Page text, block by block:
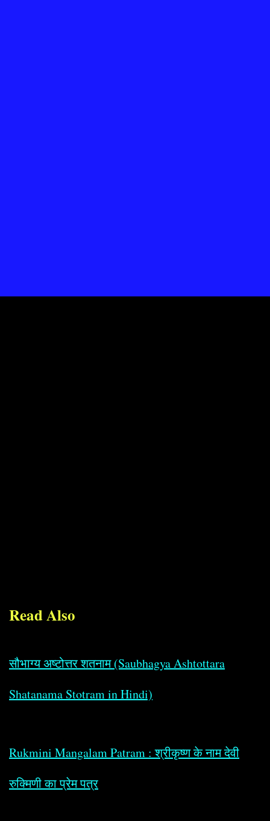
Read Also
सौभाग्य अष्टोत्तर शतनाम (Saubhagya Ashtottara
Shatanama Stotram in Hindi)
Rukmini Mangalam Patram : श्रीकृष्ण के नाम देवी
रुक्मिणी का प्रेम पत्र